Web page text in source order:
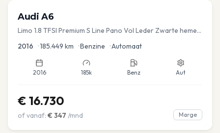
Audi A6
Limo 1.8 TFSI Premium S Line Pano Vol Leder Zwarte hemel
2016 •185.449 km •Benzine •Automaat
2016 185k Benz Aut
€ 16.730
of vanaf: € 347 /mnd Marge